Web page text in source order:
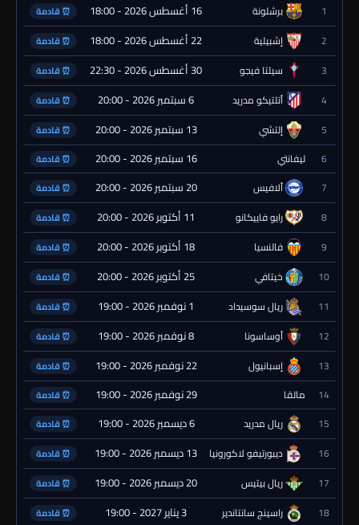
1
برشلونة 16 أغسطس 2026 - 18:00 ⏰ قادمة
2 إشبيلية 22 أغسطس 2026 - 18:00 ⏰ قادمة
3 سيلتا فيجو 30 أغسطس 2026 - 22:30 ⏰ قادمة
4 أتلتيكو مدريد 6 سبتمبر 2026 - 20:00 ⏰ قادمة
5 إلتشي 13 سبتمبر 2026 - 20:00 ⏰ قادمة
6 ليفانتي 16 سبتمبر 2026 - 20:00 ⏰ قادمة
7 ألافيس 20 سبتمبر 2026 - 20:00 ⏰ قادمة
8 رايو فاييكانو 11 أكتوبر 2026 - 20:00 ⏰ قادمة
9 فالنسيا 18 أكتوبر 2026 - 20:00 ⏰ قادمة
10 خيتافي 25 أكتوبر 2026 - 20:00 ⏰ قادمة
11 ريال سوسيداد 1 نوفمبر 2026 - 19:00 ⏰ قادمة
12 أوساسونا 8 نوفمبر 2026 - 19:00 ⏰ قادمة
13 إسبانيول 22 نوفمبر 2026 - 19:00 ⏰ قادمة
14 مالقا 29 نوفمبر 2026 - 19:00 ⏰ قادمة
15 ريال مدريد 6 ديسمبر 2026 - 19:00 ⏰ قادمة
16 ديبورتيفو لاكورونيا 13 ديسمبر 2026 - 19:00 ⏰ قادمة
17 ريال بيتيس 20 ديسمبر 2026 - 19:00 ⏰ قادمة
18 راسينج سانتاندير 3 يناير 2027 - 19:00 ⏰ قادمة